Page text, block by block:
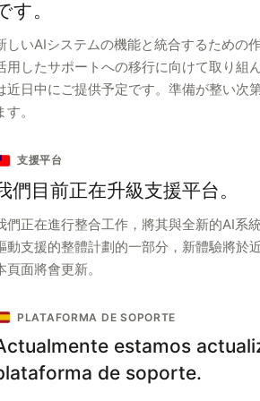
す。
しいAIシステムの機能と統合するための
用したサポートへの移行に向けて取り組
近日中にご提供予定です。準備が整い次
す。
支援平台
們目前正在升級支援平台。
們正在進行整合工作，將其與全新的AI系
動支援的整體計劃的一部分，新體驗將於
頁面將會更新。
PLATAFORMA DE SOPORTE
estamos
de soporte.